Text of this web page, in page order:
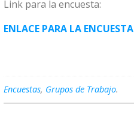
Link para la encuesta:
ENLACE PARA LA ENCUESTA
Encuestas, Grupos de Trabajo.